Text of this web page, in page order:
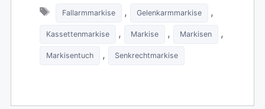
Tags
Fallarmmarkise , Gelenkarmmarkise ,
Kassettenmarkise , Markise , Markisen ,
Markisentuch , Senkrechtmarkise